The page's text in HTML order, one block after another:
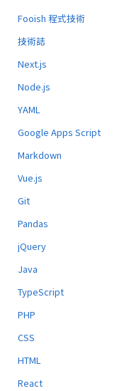
Fooish 程式技術
技術誌
Next.js
Node.js
YAML
Google Apps Script
Markdown
Vue.js
Git
Pandas
jQuery
Java
TypeScript
PHP
CSS
HTML
React